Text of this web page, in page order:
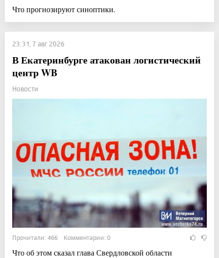
Что прогнозируют синоптики.
23:31, 7 авг 2026
В Екатеринбурге атакован логистический
центр WB
Новости
Прочитали: 466 Комментарии: 0
Что об этом сказал глава Свердловской области